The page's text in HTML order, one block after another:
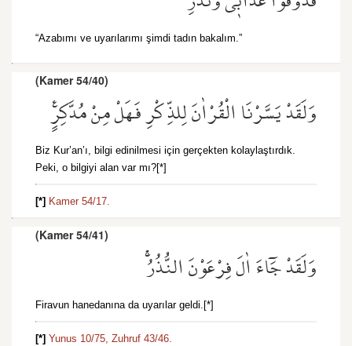
“Azabımı ve uyarılarımı şimdi tadın bakalım.”
(Kamer 54/40)
وَلَقَدْ يَسَّرْنَا الْقُرْاٰنَ لِلذِّكْرِ فَهَلْ مِنْ مُدَّكِرٍ۟
Biz Kur’an’ı, bilgi edinilmesi için gerçekten kolaylaştırdık.
Peki, o bilgiyi alan var mı?[*]
[*] Kamer 54/17.
(Kamer 54/41)
وَلَقَدْ جَٓاءَ اٰلَ فِرْعَوْنَ النُّذُرُۚ
Firavun hanedanına da uyarılar geldi.[*]
[*] Yunus 10/75, Zuhruf 43/46.